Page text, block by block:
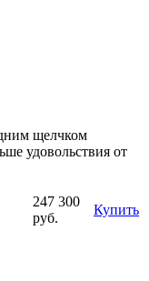
щелчком
удовольствия от
247 300
руб.
Купить